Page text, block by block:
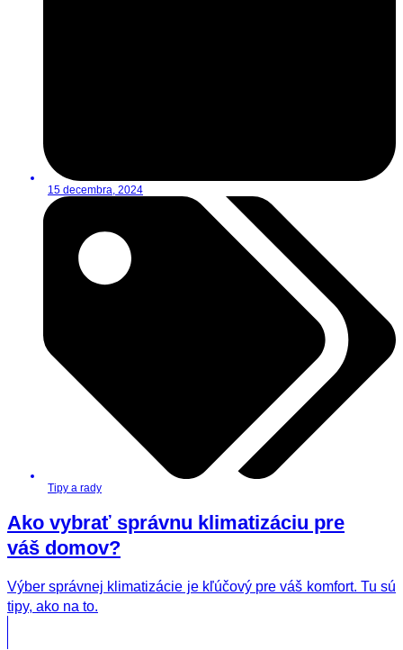
15 decembra, 2024
Tipy a rady
Ako vybrať správnu klimatizáciu pre
váš domov?
Výber správnej klimatizácie je kľúčový pre váš komfort. Tu sú
tipy, ako na to.